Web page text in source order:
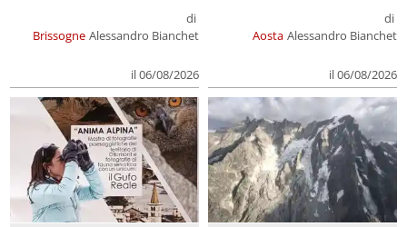
Brissogne
di
Alessandro Bianchet
il 06/08/2026
Aosta
di
Alessandro Bianchet
il 06/08/2026